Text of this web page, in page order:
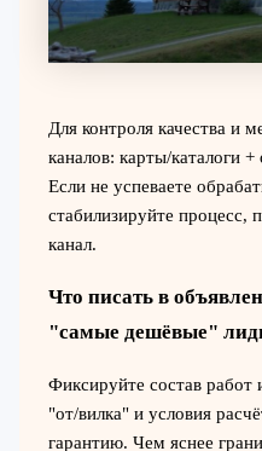
Для контроля качества и
каналов: карты/каталоги
Если не успеваете
стабилизируйте процесс,
канал.
Что писать в
"самые дешёвые"
Фиксируйте состав работ
"от/вилка" и условия
гарантию. Чем яснее